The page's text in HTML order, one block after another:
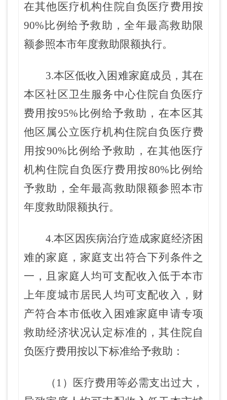
在其他 医疗机构住院自负医疗费用按
90%比例给予救助，全年最高救助限
额参照本市年度救助限额执行。
3.本区低收入困难家庭成员，其在
本区社区卫生服务中心住院自负医疗
费用按95%比例给予救助 ，在本区其
他区属公立医疗机构住院自负医疗费
用按90%比例给予救助，在其他 医疗
机构住院自负医疗费用按80%比例给
予救助，全年最高救助限额参照本市
年度救助限额执行。
4.本区因疾病治疗造成家庭经济困
难的家庭，家庭支出符合下列条件之
一，且家庭人均可支配收入低于本市
上年度城市居民人均可支配收入，财
产符合本市低收入困难家庭申请专项
救助经济状况认定标准的，其住院自
负医疗费用按以下标准给予救助：
（1）医疗费用等必需支出过大，